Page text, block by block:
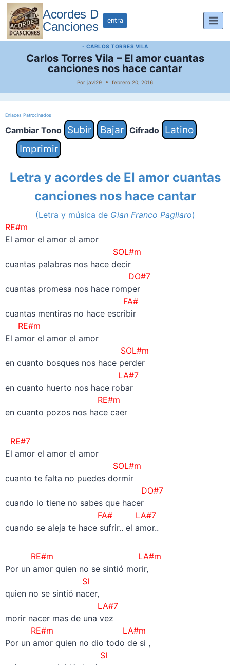
Saltar
contenido
Acordes D
Canciones
entra
- CARLOS TORRES VILA
Carlos Torres Vila – El amor cuantas
canciones nos hace cantar
Por javi29 febrero 20, 2016
Enlaces Patrocinados
Cambiar Tono Subir Bajar Cifrado
Latino
Imprimir
Letra y acordes de El amor cuantas
canciones nos hace cantar
(Letra y música de Gian Franco Pagliaro)
RE#m
El amor el amor el amor
SOL#m
cuantas palabras nos hace decir
DO#7
cuantas promesa nos hace romper
FA#
cuantas mentiras no hace escribir
RE#m
El amor el amor el amor
SOL#m
en cuanto bosques nos hace perder
LA#7
en cuanto huerto nos hace robar
RE#m
en cuanto pozos nos hace caer
RE#7
El amor el amor el amor
SOL#m
cuanto te falta no puedes dormir
DO#7
cuando lo tiene no sabes que hacer
FA# LA#7
cuando se aleja te hace sufrir.. el amor..
RE#m LA#m
Por un amor quien no se sintió morir,
SI
quien no se sintió nacer,
LA#7
morir nacer mas de una vez
RE#m LA#m
Por un amor quien no dio todo de si ,
SI